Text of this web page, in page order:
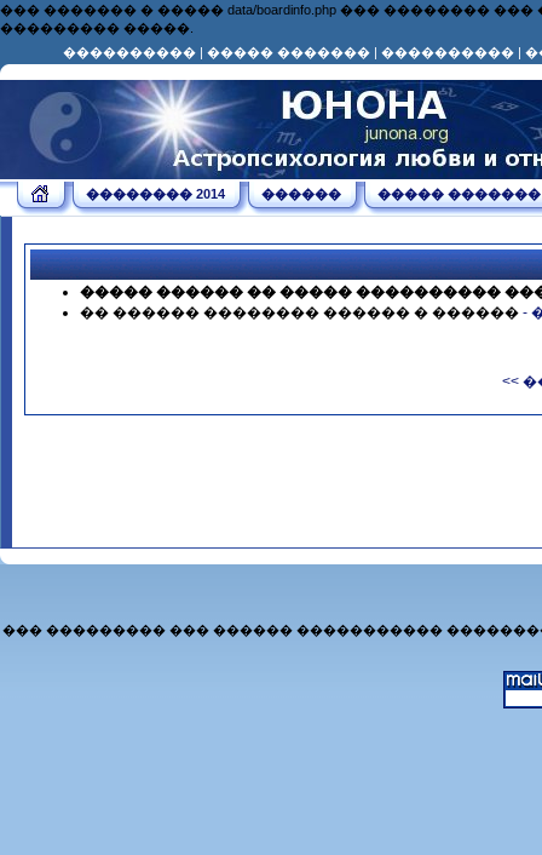
��� ������� � ����� data/boardinfo.php ���
��������� �����.
���������� | ����� ������� | ���������� |
�������� 2014 ������ ����� �������
����� ������ �� ����� ����������
�� ������ �������� ������ � ������ -
<<
��� ��������� ��� ������ �����������